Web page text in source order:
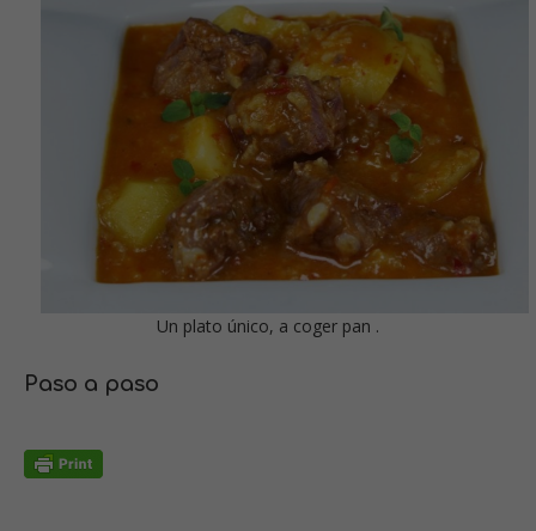
Un plato único, a coger pan .
Paso a paso